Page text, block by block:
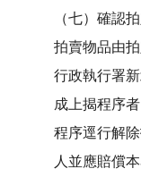
（七）確認
拍賣物品由
行政執行署
成上揭程序
程序逕行解
人並應賠償